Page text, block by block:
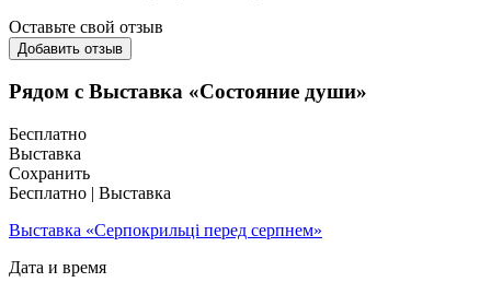
Оставьте свой отзыв
Добавить отзыв
Рядом с Выставка «Состояние души»
Бесплатно
Выставка
Сохранить
Бесплатно | Выставка
Выставка «Серпокрильці перед серпнем»
Дата и время